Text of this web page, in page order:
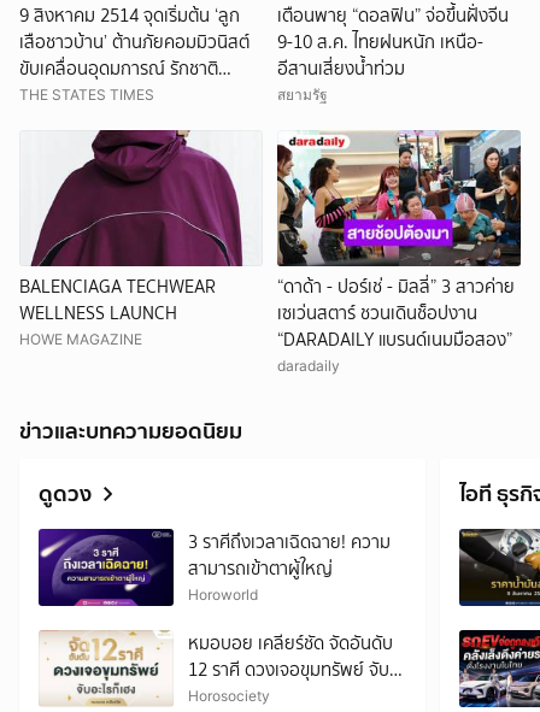
9 สิงหาคม 2514 จุดเริ่มต้น ‘ลูก
เสือชาวบ้าน’ ต้านภัยคอมมิวนิสต์
ขับเคลื่อนอุดมการณ์ รักชาติ
ศาสนา พระมหากษัตริย์
THE STATES TIMES
เตือนพายุ “ดอลฟิน” จ่อขึ้นฝั่งจีน
9-10 ส.ค. ไทยฝนหนัก เหนือ-
อีสานเสี่ยงน้ำท่วม
สยามรัฐ
BALENCIAGA TECHWEAR
WELLNESS LAUNCH
HOWE MAGAZINE
“ดาด้า - ปอร์เช่ - มิลลี่” 3 สาวค่าย
เซเว่นสตาร์ ชวนเดินช็อปงาน
“DARADAILY แบรนด์เนมมือสอง”
daradaily
ข่าวและบทความยอดนิยม
ดูดวง
3 ราศีถึงเวลาเฉิดฉาย! ความ
สามารถเข้าตาผู้ใหญ่
Horoworld
หมอบอย เคลียร์ชัด จัดอันดับ
12 ราศี ดวงเจอขุมทรัพย์ จับ
อะไรก็เฮง
Horosociety
ไอที ธุรกิ